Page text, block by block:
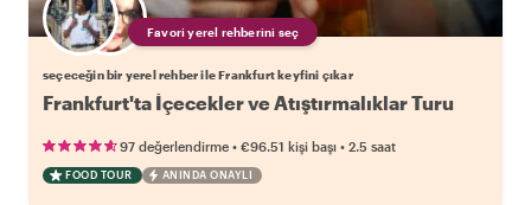
Favori yerel rehberini seç
seçeceğin bir yerel rehber ile Frankfurt keyfini çıkar
Frankfurt'ta İçecekler ve Atıştırmalıklar Turu
97 değerlendirme • €96.51 kişi başı • 2.5 saat
FOOD TOUR ANINDA ONAYLI